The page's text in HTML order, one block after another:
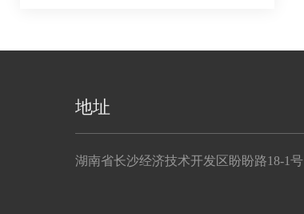
地址
湖南省长沙经济技术开发区盼盼路18-1号